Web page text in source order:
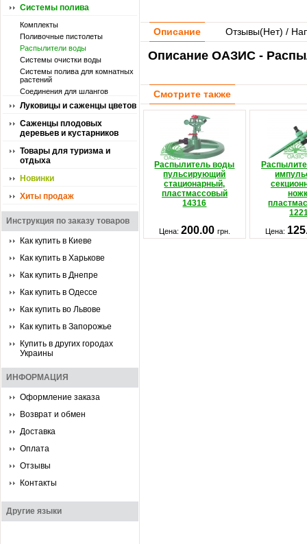
Системы полива
Комплекты
Поливочные пистолеты
Распылители воды
Системы очистки воды
Системы полива для комнатных
растений
Соединения для шлангов
Луковицы и саженцы цветов
Саженцы плодовых
деревьев и кустарников
Товары для туризма и
отдыха
Новинки
Хиты продаж
Инструкция по заказу товаров
Как купить в Киеве
Как купить в Харькове
Как купить в Днепре
Как купить в Одессе
Как купить во Львове
Как купить в Запорожье
Купить в других городах
Украины
ИНФОРМАЦИЯ
Оформление заказа
Возврат и обмен
Доставка
Оплата
Отзывы
Контакты
Другие языки
Описание Отзывы(Нет) /
Описание ОАЗИС -
Смотрите также
Распылитель воды
пульсирующий
стационарный,
пластмассовый
14316
Цена: 200.00 грн. Цена: